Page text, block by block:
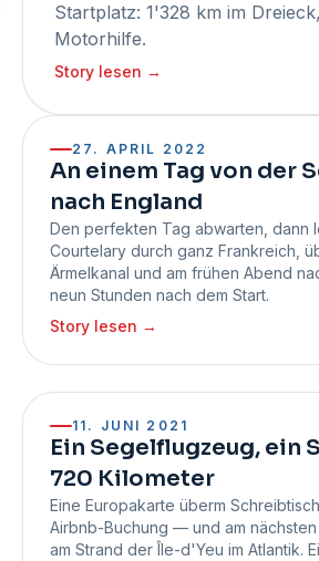
Startplatz: 1'328 km im
Motorhilfe.
Story lesen →
27. APRIL 2022
An einem Tag von der
nach England
Den perfekten Tag abwarten, dann
Courtelary durch ganz Frankreich,
Ärmelkanal und am frühen Abend
neun Stunden nach dem Start.
Story lesen →
11. JUNI 2021
Ein Segelflugzeug, ein
720 Kilometer
Eine Europakarte überm
Airbnb-Buchung — und am
am Strand der Île-d'Yeu im Atlantik.